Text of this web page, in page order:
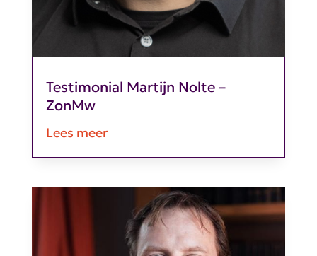
Testimonial Martijn Nolte –
ZonMw
Lees meer